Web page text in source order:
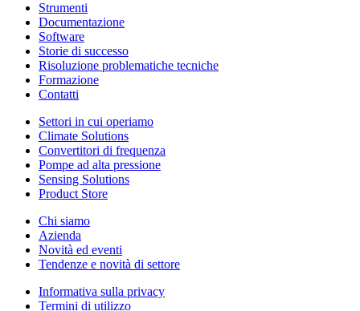
Strumenti
Documentazione
Software
Storie di successo
Risoluzione problematiche tecniche
Formazione
Contatti
Settori in cui operiamo
Climate Solutions
Convertitori di frequenza
Pompe ad alta pressione
Sensing Solutions
Product Store
Chi siamo
Azienda
Novità ed eventi
Tendenze e novità di settore
Informativa sulla privacy
Termini di utilizzo